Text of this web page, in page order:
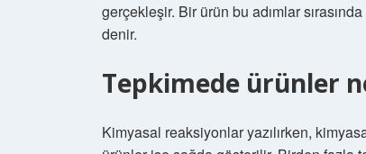
gerçekleşir. Bir ürün bu adımlar
denir.
Tepkimede ürünler
Kimyasal reaksiyonlar yazılırken,